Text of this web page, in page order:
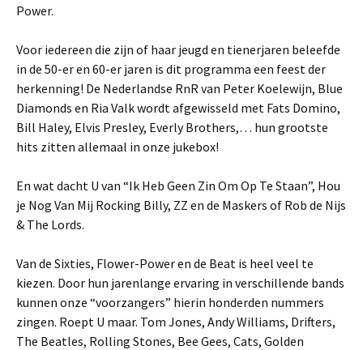
Power.
Voor iedereen die zijn of haar jeugd en tienerjaren beleefde
in de 50-er en 60-er jaren is dit programma een feest der
herkenning! De Nederlandse RnR van Peter Koelewijn, Blue
Diamonds en Ria Valk wordt afgewisseld met Fats Domino,
Bill Haley, Elvis Presley, Everly Brothers,… hun grootste
hits zitten allemaal in onze jukebox!
En wat dacht U van “Ik Heb Geen Zin Om Op Te Staan”, Hou
je Nog Van Mij Rocking Billy, ZZ en de Maskers of Rob de Nijs
& The Lords.
Van de Sixties, Flower-Power en de Beat is heel veel te
kiezen. Door hun jarenlange ervaring in verschillende bands
kunnen onze “voorzangers” hierin honderden nummers
zingen. Roept U maar. Tom Jones, Andy Williams, Drifters,
The Beatles, Rolling Stones, Bee Gees, Cats, Golden